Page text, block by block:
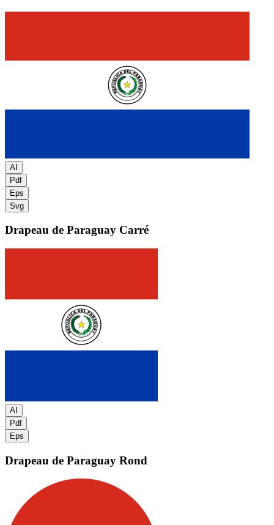
AI
Pdf
Eps
Svg
Drapeau de Paraguay Carré
AI
Pdf
Eps
Drapeau de Paraguay Rond